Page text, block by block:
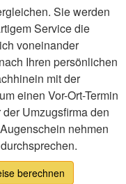
Sie werden
Service die
voneinander
Ihren persönlichen
mit der
einen Vor-Ort-Termin
Umzugsfirma den
nehmen
berechnen